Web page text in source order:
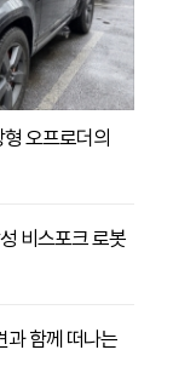
형 오프로더의
비스포크 로봇
과 함께 떠나는